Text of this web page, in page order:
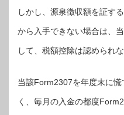
しかし、源泉徴収額を証す
から入手できない場合は、
して、税額控除は認められ
当該Form2307を年度末に
く、毎月の入金の都度